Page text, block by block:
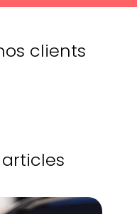
clients